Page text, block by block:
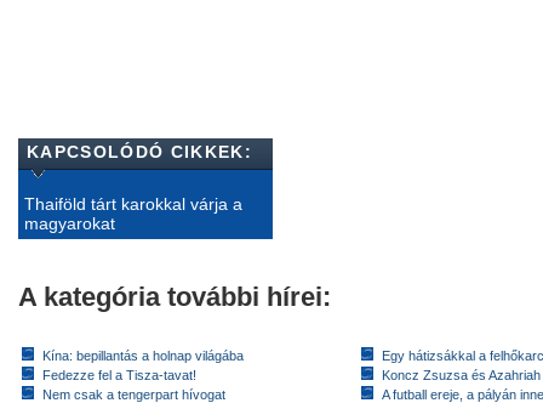
KAPCSOLÓDÓ CIKKEK:
Thaiföld tárt karokkal várja a
magyarokat
A kategória további hírei:
Kína: bepillantás a holnap világába
Fedezze fel a Tisza-tavat!
Nem csak a tengerpart hívogat
Egy hátizsákkal a
Koncz Zsuzsa és
A futball ereje, a pályán